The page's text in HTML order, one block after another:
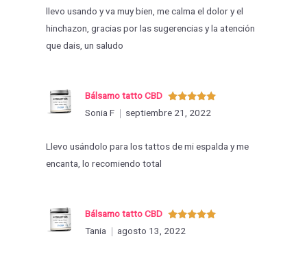
llevo usando y va muy bien, me calma el dolor y el
hinchazon, gracias por las sugerencias y la atención
que dais, un saludo
Valorado
con 5de 5
Bálsamo tatto CBD
Sonia F
septiembre 21, 2022
Llevo usándolo para los tattos de mi espalda y me
encanta, lo recomiendo total
Valorado
con
Bálsamo tatto CBD
Tania
agosto 13, 2022